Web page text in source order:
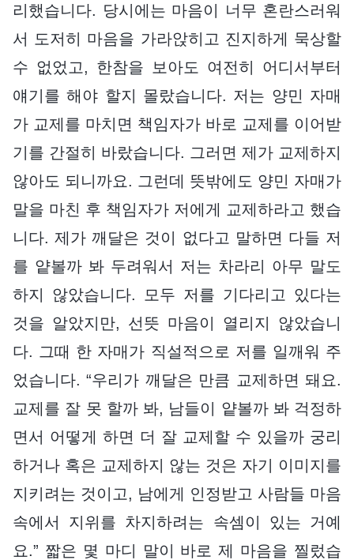
리했습니다. 당시에는 마음이 너무 혼란스러워
서 도저히 마음을 가라앉히고 진지하게 묵상할
수 없었고, 한참을 보아도 여전히 어디서부터
얘기를 해야 할지 몰랐습니다. 저는 양민 자매
가 교제를 마치면 책임자가 바로 교제를 이어받
기를 간절히 바랐습니다. 그러면 제가 교제하지
않아도 되니까요. 그런데 뜻밖에도 양민 자매가
말을 마친 후 책임자가 저에게 교제하라고 했습
니다. 제가 깨달은 것이 없다고 말하면 다들 저
를 얕볼까 봐 두려워서 저는 차라리 아무 말도
하지 않았습니다. 모두 저를 기다리고 있다는
것을 알았지만, 선뜻 마음이 열리지 않았습니
다. 그때 한 자매가 직설적으로 저를 일깨워 주
었습니다. “우리가 깨달은 만큼 교제하면 돼요.
교제를 잘 못 할까 봐, 남들이 얕볼까 봐 걱정하
면서 어떻게 하면 더 잘 교제할 수 있을까 궁리
하거나 혹은 교제하지 않는 것은 자기 이미지를
지키려는 것이고, 남에게 인정받고 사람들 마음
속에서 지위를 차지하려는 속셈이 있는 거예
요.” 짧은 몇 마디 말이 바로 제 마음을 찔렀습